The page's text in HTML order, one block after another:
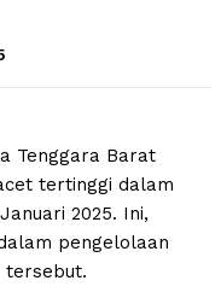
Tenggara Barat
tertinggi dalam
2025. Ini,
pengelolaan
tersebut.